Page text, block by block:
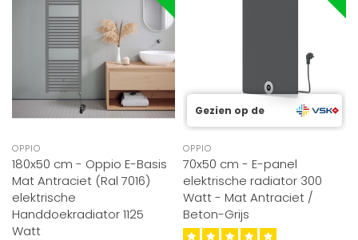
OPPIO
180x50 cm - Oppio E-Basis
Mat Antraciet (Ral 7016)
elektrische
Handdoekradiator 1125
Watt
Gezien op de
OPPIO
70x50 cm - E-panel
elektrische radiator 300
Watt - Mat Antraciet /
Beton-Grijs